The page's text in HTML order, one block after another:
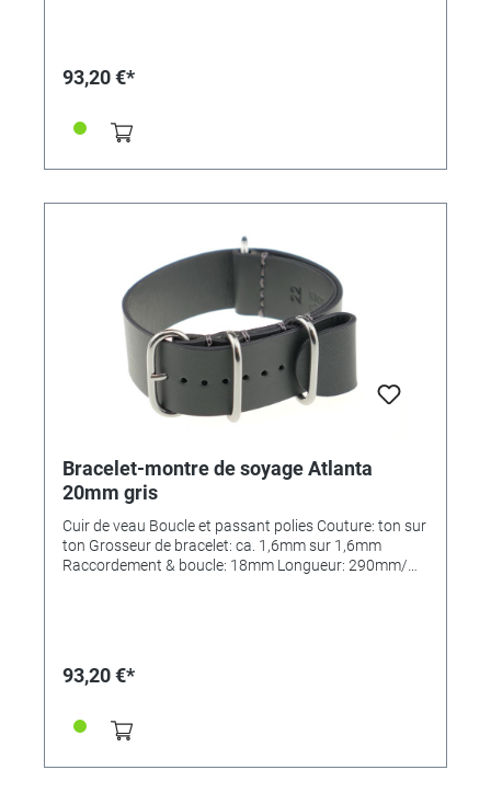
93,20 €*
Bracelet-montre de soyage Atlanta
20mm gris
Cuir de veau Boucle et passant polies Couture: ton sur
ton Grosseur de bracelet: ca. 1,6mm sur 1,6mm
Raccordement & boucle: 18mm Longueur: 290mm/
93,20 €*